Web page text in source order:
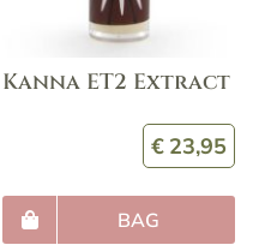
Kanna ET2 Extract
€ 23,95
BAG